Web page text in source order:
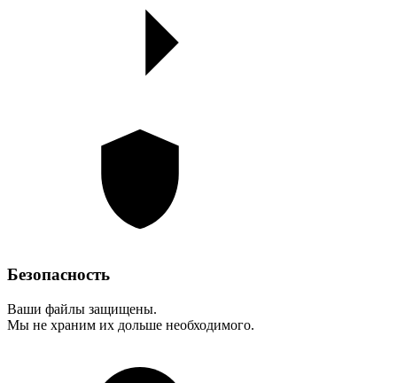
Безопасность
Ваши файлы защищены.
Мы не храним их дольше необходимого.